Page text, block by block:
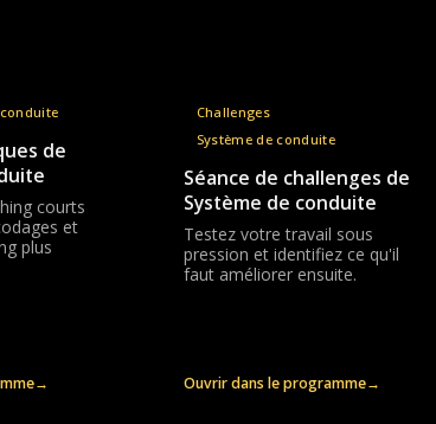
de
courts
et
plus
→
Challenges
Système de conduite
Séance de challenges de
Système de conduite
Testez votre travail sous
pression et identifiez ce qu'il
faut améliorer ensuite.
Ouvrir dans le programme→